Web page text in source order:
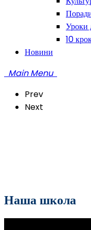
Уроки
10
Новини
Main Menu
Prev
Next
Наша школа